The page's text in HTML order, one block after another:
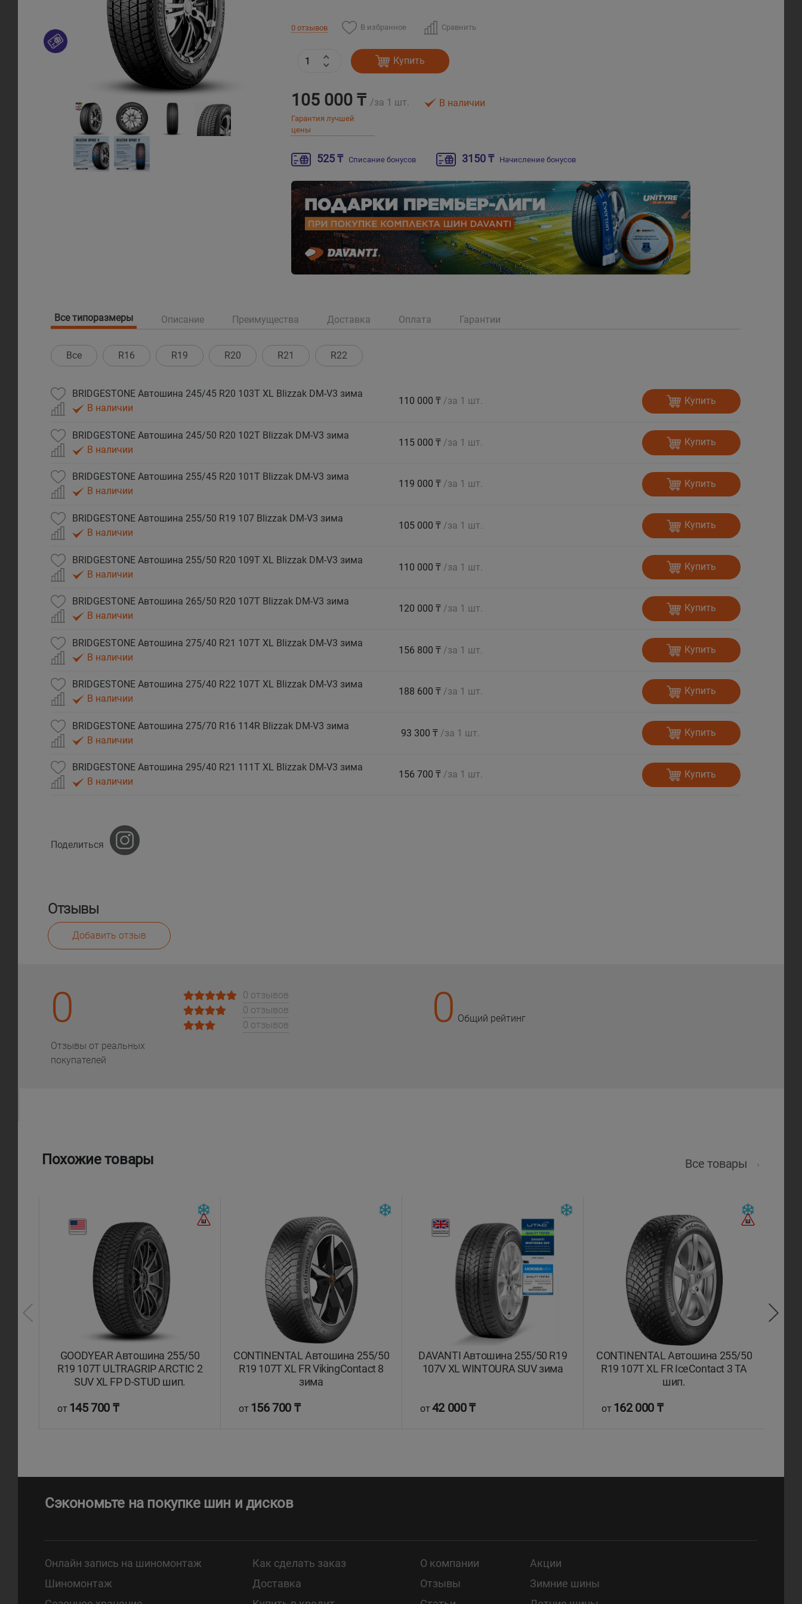
0 отзывов В избранное Сравнить
Купить
105 000 ₸ /за 1 шт.
Гарантия лучшей
цены
В наличии
525 ₸ Списание бонусов 3150 ₸ Начисление бонусов
Все типоразмеры Описание Преимущества Доставка Оплата Гарантии
Все R16 R19 R20 R21 R22
BRIDGESTONE Автошина 245/45 R20 103T XL Blizzak DM-V3 зима
В наличии
110 000 ₸ /за 1 шт. Купить
BRIDGESTONE Автошина 245/50 R20 102T Blizzak DM-V3 зима
В наличии
115 000 ₸ /за 1 шт. Купить
BRIDGESTONE Автошина 255/45 R20 101T Blizzak DM-V3 зима
В наличии
119 000 ₸ /за 1 шт. Купить
BRIDGESTONE Автошина 255/50 R19 107 Blizzak DM-V3 зима
В наличии
105 000 ₸ /за 1 шт. Купить
BRIDGESTONE Автошина 255/50 R20 109T XL Blizzak DM-V3 зима
В наличии
110 000 ₸ /за 1 шт. Купить
BRIDGESTONE Автошина 265/50 R20 107T Blizzak DM-V3 зима
В наличии
120 000 ₸ /за 1 шт. Купить
BRIDGESTONE Автошина 275/40 R21 107T XL Blizzak DM-V3 зима
В наличии
156 800 ₸ /за 1 шт. Купить
BRIDGESTONE Автошина 275/40 R22 107T XL Blizzak DM-V3 зима
В наличии
188 600 ₸ /за 1 шт. Купить
BRIDGESTONE Автошина 275/70 R16 114R Blizzak DM-V3 зима
В наличии
93 300 ₸ /за 1 шт. Купить
BRIDGESTONE Автошина 295/40 R21 111T XL Blizzak DM-V3 зима
В наличии
156 700 ₸ /за 1 шт. Купить
Поделиться
Отзывы
Добавить отзыв
0
Отзывы от реальных
покупателей
0 отзывов
0 отзывов
0 отзывов
0 Общий рейтинг
Похожие товары Все товары
GOODYEAR Автошина 255/50
R19 107T ULTRAGRIP ARCTIC 2
SUV XL FP D-STUD шип.
от 145 700 ₸
CONTINENTAL Автошина 255/50
R19 107T XL FR VikingContact 8
зима
от 156 700 ₸
DAVANTI Автошина 255/50 R19
107V XL WINTOURA SUV зима
от42 000 ₸
CONTINENTAL Автошина 255/50
R19 107T XL FR IceContact 3 TA
шип.
от 162 000 ₸
Сэкономьте на покупке шин и дисков
Онлайн запись на шиномонтаж
Шиномонтаж
Как сделать заказ
Доставка
О компании
Отзывы
Акции
Зимние шины